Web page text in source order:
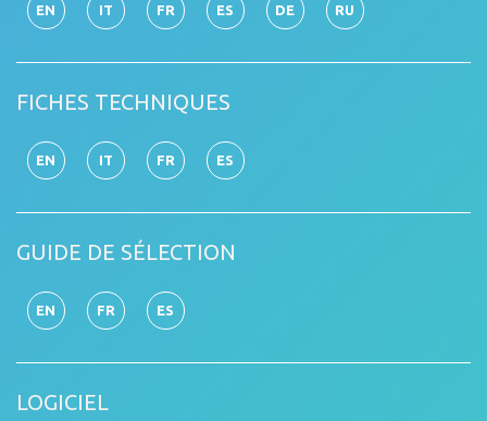
EN IT FR ES DE RU
FICHES TECHNIQUES
EN IT FR ES
GUIDE DE SÉLECTION
EN FR ES
LOGICIEL